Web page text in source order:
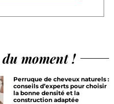
moment !
Perruque de cheveux naturels :
conseils d’experts pour choisir
la bonne densité et la
construction adaptée